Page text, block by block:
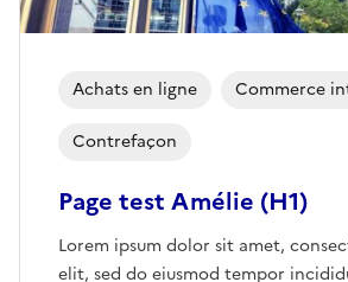
Achats en ligne Commerce
Contrefaçon
Page test Amélie (H1)
Lorem ipsum dolor sit amet,
elit, sed do eiusmod tempor